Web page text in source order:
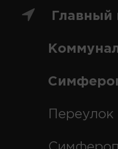
Главный